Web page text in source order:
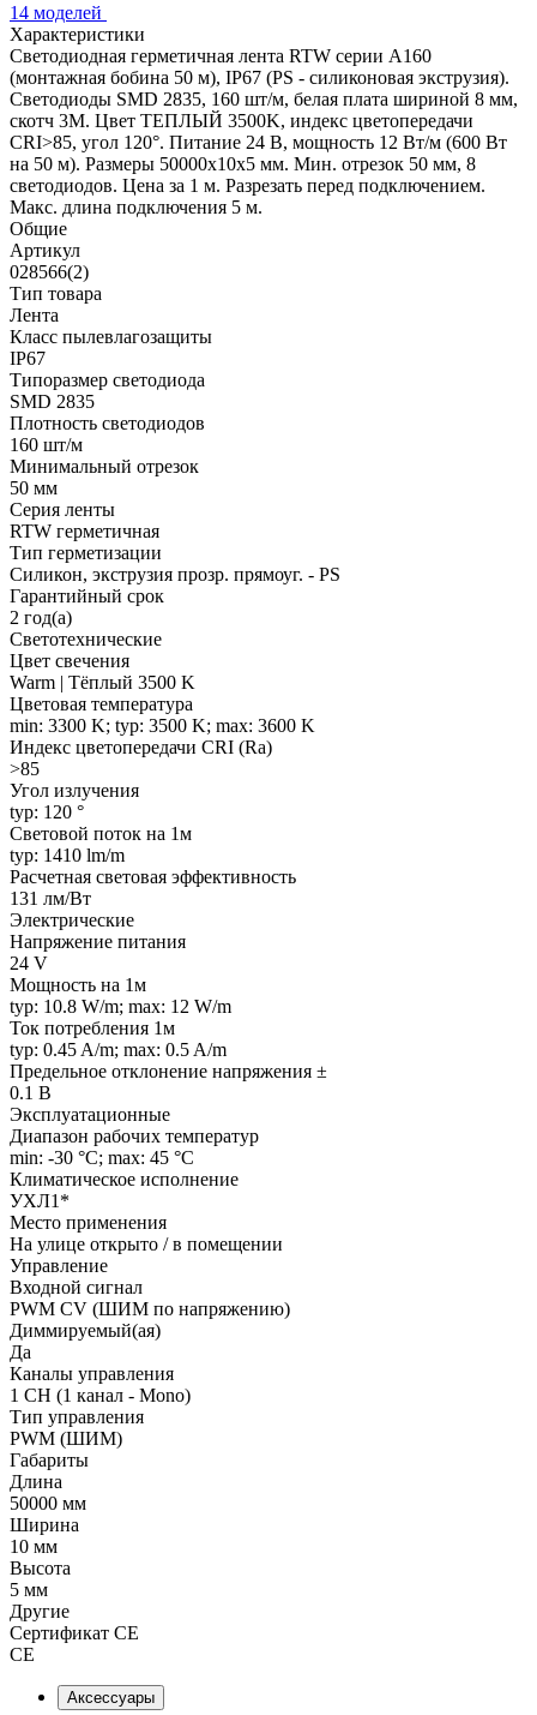
14 моделей
Характеристики
Светодиодная герметичная лента RTW серии A160
(монтажная бобина 50 м), IP67 (PS - силиконовая экструзия).
Светодиоды SMD 2835, 160 шт/м, белая плата шириной 8 мм,
скотч 3M. Цвет ТЕПЛЫЙ 3500K, индекс цветопередачи
CRI>85, угол 120°. Питание 24 В, мощность 12 Вт/м (600 Вт
на 50 м). Размеры 50000x10x5 мм. Мин. отрезок 50 мм, 8
светодиодов. Цена за 1 м. Разрезать перед подключением.
Макс. длина подключения 5 м.
Общие
Артикул
028566(2)
Тип товара
Лента
Класс пылевлагозащиты
IP67
Типоразмер светодиода
SMD 2835
Плотность светодиодов
160 шт/м
Минимальный отрезок
50 мм
Серия ленты
RTW герметичная
Тип герметизации
Силикон, экструзия прозр. прямоуг. - PS
Гарантийный срок
2 год(а)
Светотехнические
Цвет свечения
Warm | Тёплый 3500 K
Цветовая температура
min: 3300 K; typ: 3500 K; max: 3600 K
Индекс цветопередачи CRI (Ra)
>85
Угол излучения
typ: 120 °
Световой поток на 1м
typ: 1410 lm/m
Расчетная световая эффективность
131 лм/Вт
Электрические
Напряжение питания
24 V
Мощность на 1м
typ: 10.8 W/m; max: 12 W/m
Ток потребления 1м
typ: 0.45 A/m; max: 0.5 A/m
Предельное отклонение напряжения ±
0.1 В
Эксплуатационные
Диапазон рабочих температур
min: -30 °C; max: 45 °C
Климатическое исполнение
УХЛ1*
Место применения
На улице открыто / в помещении
Управление
Входной сигнал
PWM СV (ШИМ по напряжению)
Диммируемый(ая)
Да
Каналы управления
1 CH (1 канал - Mono)
Тип управления
PWM (ШИМ)
Габариты
Длина
50000 мм
Ширина
10 мм
Высота
5 мм
Другие
Сертификат CE
CE
Аксессуары